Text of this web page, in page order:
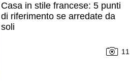
Casa in stile francese: 5 punti
di riferimento se arredate da
soli
11